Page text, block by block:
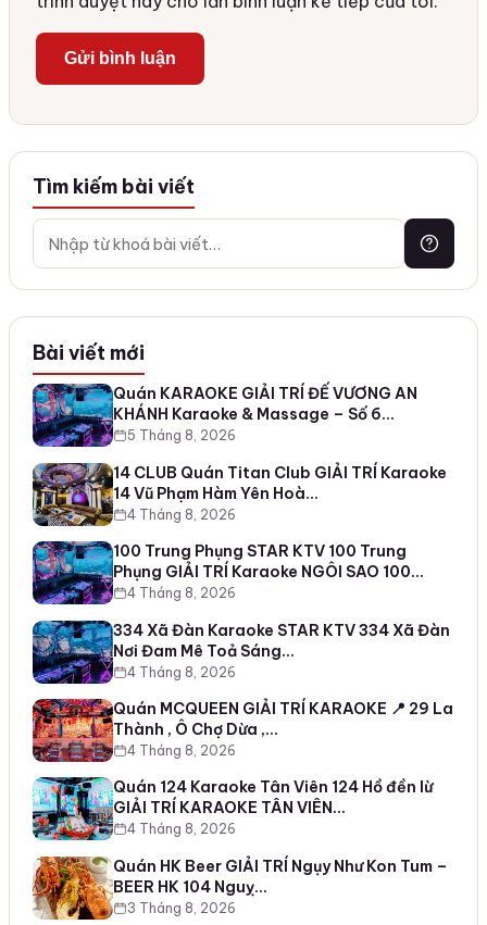
Tìm kiếm bài viết
Bài viết mới
Quán KARAOKE GIẢI TRÍ ĐẾ VƯƠNG AN
KHÁNH Karaoke & Massage – Số 6…
5 Tháng 8, 2026
14 CLUB Quán Titan Club GIẢI TRÍ Karaoke
14 Vũ Phạm Hàm Yên Hoà…
4 Tháng 8, 2026
100 Trung Phụng STAR KTV 100 Trung
Phụng GIẢI TRÍ Karaoke NGÔI SAO 100…
4 Tháng 8, 2026
334 Xã Đàn Karaoke STAR KTV 334 Xã Đàn
Nơi Đam Mê Toả Sáng…
4 Tháng 8, 2026
Quán MCQUEEN GIẢI TRÍ KARAOKE 📍 29 La
Thành , Ô Chợ Dừa ,…
4 Tháng 8, 2026
Quán 124 Karaoke Tân Viên 124 Hồ đền lừ
GIẢI TRÍ KARAOKE TÂN VIÊN…
4 Tháng 8, 2026
Quán HK Beer GIẢI TRÍ Ngụy Như Kon Tum –
BEER HK 104 Nguỵ…
3 Tháng 8, 2026